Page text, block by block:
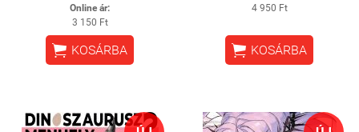
Online ár:
3 150 Ft
 KOSÁRBA
4 950 Ft
 KOSÁRBA